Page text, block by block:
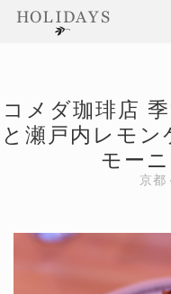
コメダ珈琲店
と瀬戸内レモ
モー
京都